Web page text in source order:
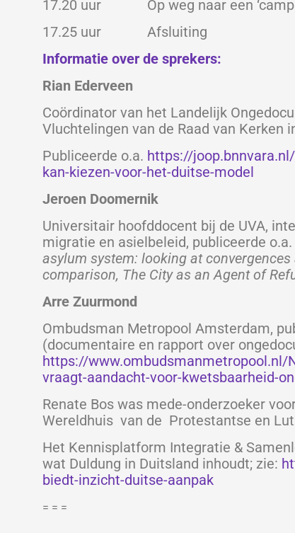
17.20 uur Op weg naar een
17.25 uur Afsluiting
Informatie over de sprekers:
Rian Ederveen
Coördinator van het Landelijk
Vluchtelingen van de Raad van Kerken
Publiceerde o.a. https://
kan-kiezen-voor-het-duitse-model
Jeroen Doomernik
Universitair hoofddocent bij de UVA,
migratie en asielbeleid, publiceerde o.a.
asylum system: looking at
comparison, The City as an Agent of
Arre Zuurmond
Ombudsman Metropool Amsterdam,
(documentaire en rapport over
https://
vraagt-aandacht-voor-kwetsbaarheid-
Renate Bos was mede-onderzoeker
Wereldhuis van de Protestantse en
Het Kennisplatform Integratie &
wat Duldung in Duitsland inhoudt; zie:
biedt-inzicht-duitse-aanpak
= = =